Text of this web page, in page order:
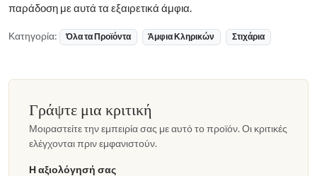
παράδοση με αυτά τα εξαιρετικά άμφια.
Κατηγορία: Όλα τα Προϊόντα Άμφια Κληρικών Στιχάρια
Γράψτε μια κριτική
Μοιραστείτε την εμπειρία σας με αυτό το προϊόν. Οι κριτικές
ελέγχονται πριν εμφανιστούν.
Η αξιολόγησή σας